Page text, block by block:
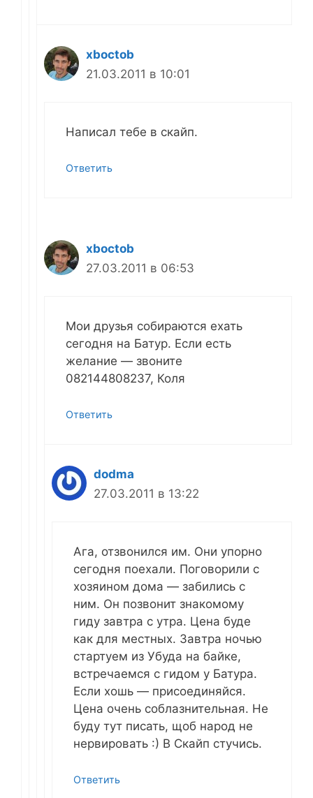
xboctob
21.03.2011 в 10:01
Написал тебе в скайп.
Ответить
xboctob
27.03.2011 в 06:53
Мои друзья собираются ехать
сегодня на Батур. Если есть
желание — звоните
082144808237, Коля
Ответить
dodma
27.03.2011 в 13:22
Ага, отзвонился им. Они упорно
сегодня поехали. Поговорили с
хозяином дома — забились с
ним. Он позвонит знакомому
гиду завтра с утра. Цена буде
как для местных. Завтра ночью
стартуем из Убуда на байке,
встречаемся с гидом у Батура.
Если хошь — присоединяйся.
Цена очень соблазнительная. Не
буду тут писать, щоб народ не
нервировать :) В Скайп стучись.
Ответить